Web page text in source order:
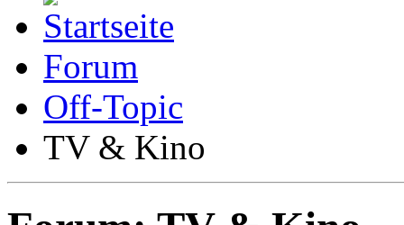
Forum
Off-Topic
TV & Kino